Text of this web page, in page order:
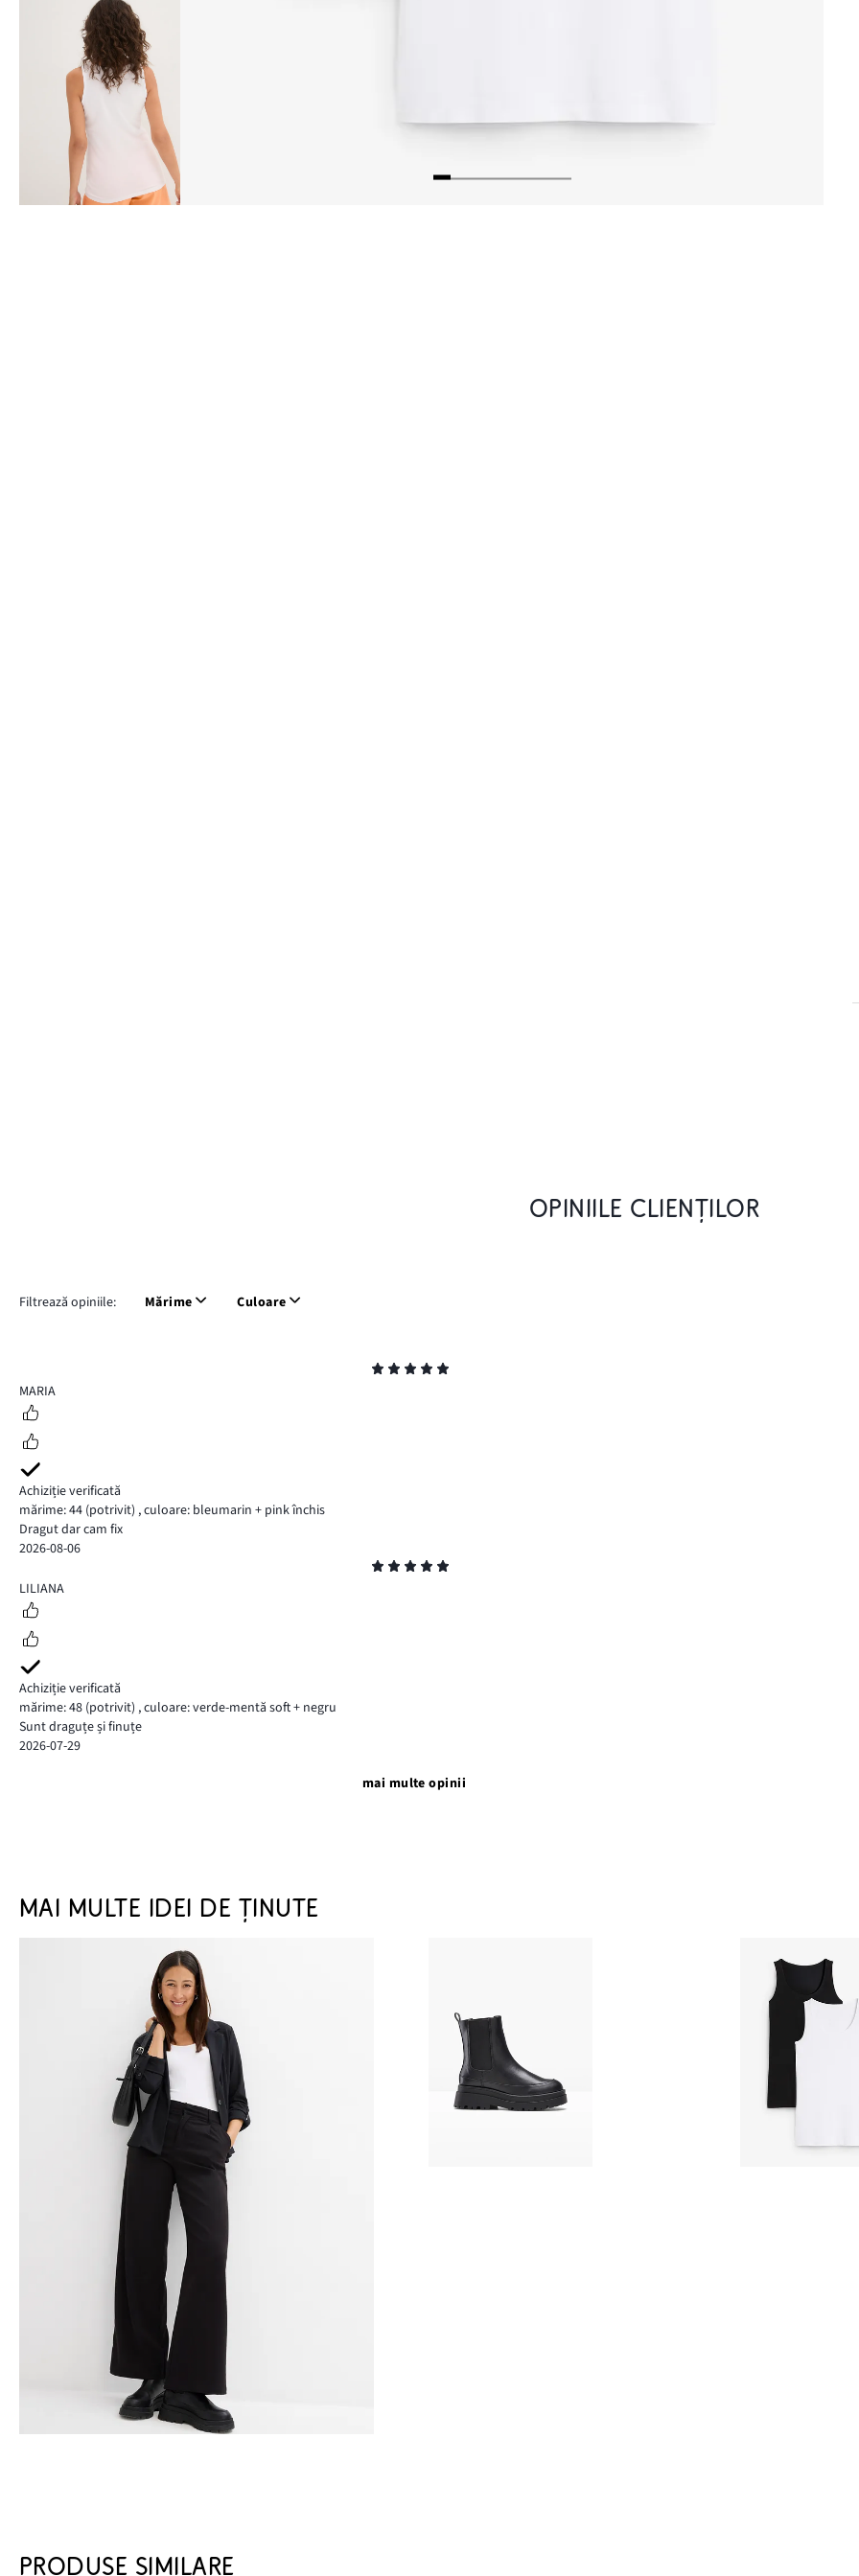
OPINIILE CLIENȚILOR
Filtrează opiniile: Mărime Culoare
5
MARIA
Achiziție verificată
mărime: 44 (potrivit) ,culoare: bleumarin + pink închis
Dragut dar cam fix
2026-08-06
5LILIANA
Achiziție verificată
mărime: 48 (potrivit) ,culoare: verde-mentă soft + negru
Sunt draguțe și finuțe
2026-07-29
mai multe opinii
MAI MULTE IDEI DE ȚINUTE
PRODUSE SIMILARE